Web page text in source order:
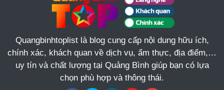
Quangbinhtoplist là blog cung cấp nội dung hữu ích,
chính xác, khách quan về dịch vụ, ẩm thực, địa điểm,…
uy tín và chất lượng tại Quảng Bình giúp bạn có lựa
chọn phù hợp và thông thái.